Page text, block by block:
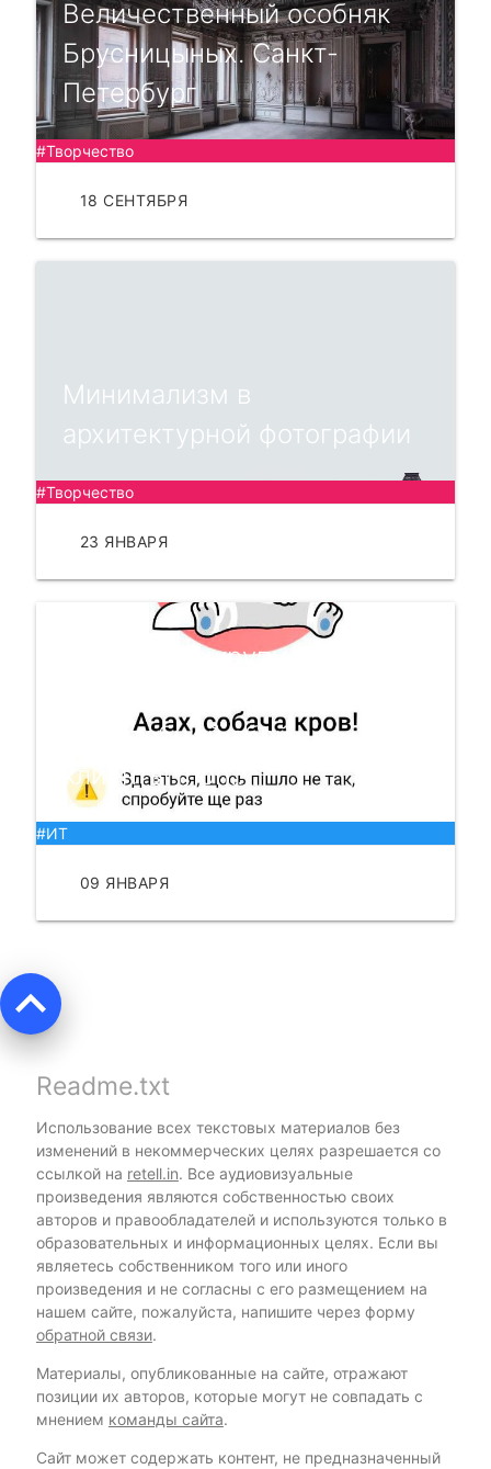
Величественный особняк
Брусницыных. Санкт-
Петербург
#Творчество
18 СЕНТЯБРЯ
Минимализм в
архитектурной фотографии
#Творчество
23 ЯНВАРЯ
В одном из крупнейших
масштабный сбой —
клиенты mon...
#ИТ
09 ЯНВАРЯ
keyboard_arrow_up
Readme.txt
Использование всех текстовых материалов без
изменений в некоммерческих целях разрешается со
ссылкой на retell.in. Все аудиовизуальные
произведения являются собственностью своих
авторов и правообладателей и используются только в
образовательных и информационных целях. Если вы
являетесь собственником того или иного
произведения и не согласны с его размещением на
нашем сайте, пожалуйста, напишите через форму
обратной связи.
Материалы, опубликованные на сайте, отражают
позиции их авторов, которые могут не совпадать с
мнением команды сайта.
Сайт может содержать контент, не предназначенный